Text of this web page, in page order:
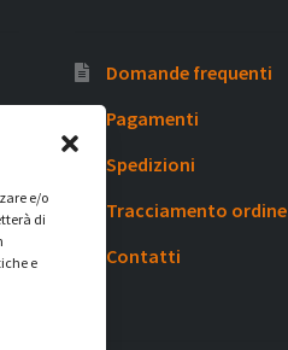
e/o
di
e
Domande frequenti
Pagamenti
Spedizioni
Tracciamento ordine
Contatti